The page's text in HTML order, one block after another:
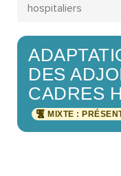
hospitaliers
DES
CADRES
MIXTE :